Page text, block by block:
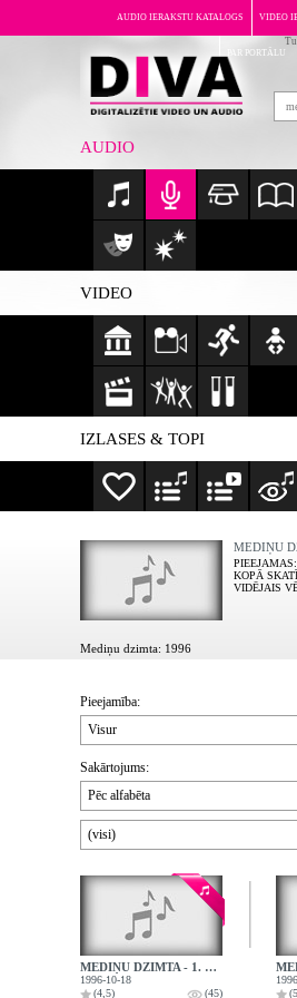
AUDIO IERAKSTU KATALOGS VIDEO
PAR PORTĀLU
AUDIO
VIDEO
IZLASES & TOPI
MEDIŅU
PIEEJAMAS
KOPĀ
VIDĒJAIS
Mediņu dzimta: 1996
Pieejamība:
Visur
Sakārtojums:
Pēc alfabēta
(visi)
MEDIŅU DZIMTA - 1. RAIDĪJUMS. MARIJAS MEDIŅAS UN JĒK. MEDIŅA ATMIŅAS, I. AUGUSTES ATMIŅAS PAR M.ME
1996-10-18
(4,5)
(45)